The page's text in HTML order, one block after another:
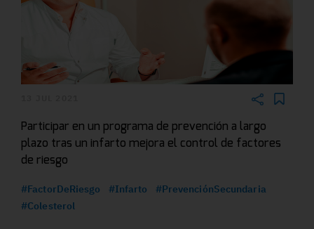
Participar en un programa de prevención a largo
plazo tras un infarto mejora el control de factores
de riesgo
#FactorDeRiesgo #Infarto
#PrevenciónSecundaria
#Colesterol